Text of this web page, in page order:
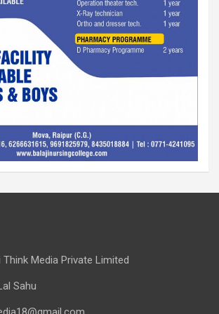
Think Media Private Limited
Sahu